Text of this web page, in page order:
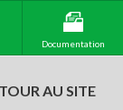
Documentation
AU SITE